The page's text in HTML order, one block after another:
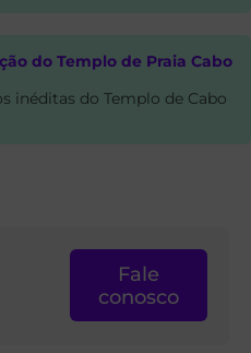
do Templo de Praia Cabo
inéditas do Templo de Cabo
Fale
conosco